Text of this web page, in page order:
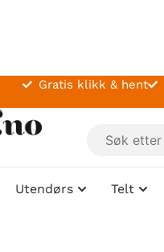
Gratis klikk & hent
Utendørs Telt